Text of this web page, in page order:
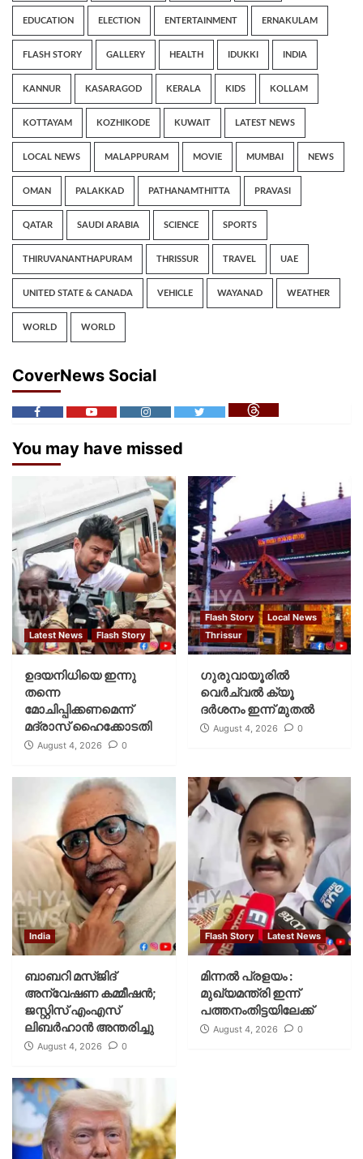
EDUCATION ELECTION ENTERTAINMENT ERNAKULAM
FLASH STORY GALLERY HEALTH IDUKKI INDIA
KANNUR KASARAGOD KERALA KIDS KOLLAM
KOTTAYAM KOZHIKODE KUWAIT LATEST NEWS
LOCAL NEWS MALAPPURAM MOVIE MUMBAI NEWS
OMAN PALAKKAD PATHANAMTHITTA PRAVASI
QATAR SAUDI ARABIA SCIENCE SPORTS
THIRUVANANTHAPURAM THRISSUR TRAVEL UAE
UNITED STATE & CANADA VEHICLE WAYANAD WEATHER
WORLD WORLD
CoverNews Social
You may have missed
Latest News Flash Story
ഉദയനിധിയെ ഇന്നു
തന്നെ
മോചിപ്പിക്കണമെന്ന്
മദ്രാസ് ഹൈക്കോടതി
August 4, 2026 0
Flash Story
Local News
Thrissur
ഗുരുവായൂരില്‍
വെര്‍ച്വല്‍ ക്യൂ
ദര്‍ശനം ഇന്ന് മുതല്‍
August 4, 2026 0
India
ബാബറി മസ്ജിദ്
അന്വേഷണ കമ്മീഷന്‍;
ജസ്റ്റിസ് എംഎസ്
ലിബര്‍ഹാന്‍ അന്തരിച്ചു
August 4, 2026 0
Flash Story Latest News
മിന്നല്‍ പ്രളയം :
മുഖ്യമന്ത്രി ഇന്ന്
പത്തനംതിട്ടയിലേക്ക്
August 4, 2026 0